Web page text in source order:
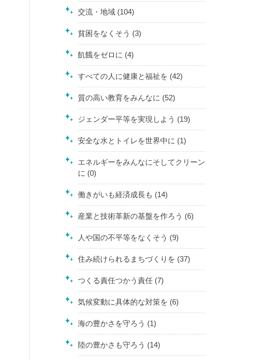
交流・地域 (104)
貧困をなくそう (3)
飢餓をゼロに (4)
すべての人に健康と福祉を (42)
質の高い教育をみんなに (52)
ジェンダー平等を実現しよう (19)
安全な水とトイレを世界中に (1)
エネルギーをみんなにそしてクリーン
に (0)
働きがいも経済成長も (14)
産業と技術革新の基盤を作ろう (6)
人や国の不平等をなくそう (9)
住み続けられるまちづくりを (37)
つくる責任つかう責任 (7)
気候変動に具体的な対策を (6)
海の豊かさを守ろう (1)
陸の豊かさも守ろう (14)